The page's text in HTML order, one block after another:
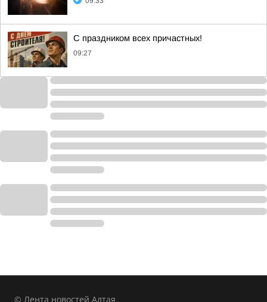
С праздником всех причастных!
09:27
© Лента новостей Алтая